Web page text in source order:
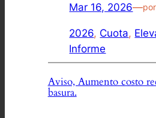
Mar 16, 2026—por
2026, Cuota,
Informe
Aviso, Aumento costo
basura.